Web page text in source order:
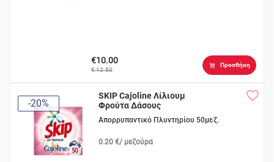
€10.00
€ 12.50
Προσθήκη
-20%
SKIP Cajoline Λίλιουμ
Φρούτα Δάσους
Απορρυπαντικό Πλυντηρίου 50μεζ.
0.20 €/ μεζούρα